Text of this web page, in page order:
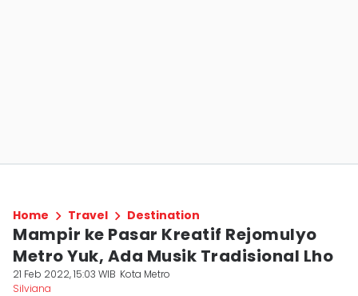
Home Travel Destination
Mampir ke Pasar Kreatif Rejomulyo
Metro Yuk, Ada Musik Tradisional Lho
21 Feb 2022, 15:03 WIB Kota Metro
Silviana